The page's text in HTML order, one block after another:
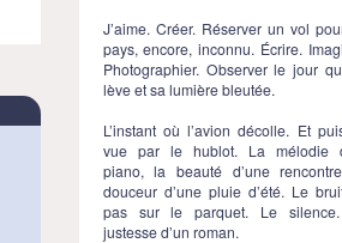
J’aime. Créer. Réserver un vol
pays, encore, inconnu. Écrire.
Photographier. Observer le jour
lève et sa lumière bleutée.
L’instant où l’avion décolle. Et
vue par le hublot. La mélodie
piano, la beauté d’une
douceur d’une pluie d’été. Le
pas sur le parquet. Le
justesse d’un roman.